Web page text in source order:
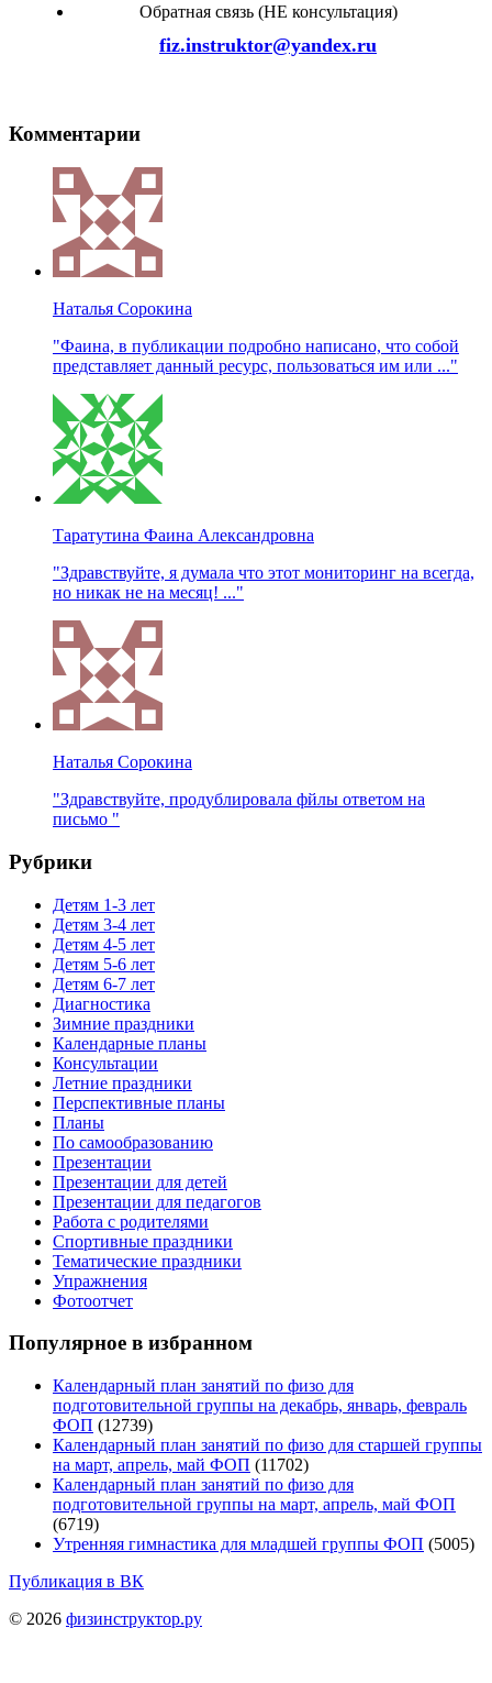
Обратная связь (НЕ консультация)
fiz.instruktor@yandex.ru
Комментарии
Наталья Сорокина
"Фаина, в публикации подробно написано, что собой
представляет данный ресурс, пользоваться им или ..."
Таратутина Фаина Александровна
"Здравствуйте, я думала что этот мониторинг на всегда,
но никак не на месяц! ..."
Наталья Сорокина
"Здравствуйте, продублировала фйлы ответом на
письмо "
Рубрики
Детям 1-3 лет
Детям 3-4 лет
Детям 4-5 лет
Детям 5-6 лет
Детям 6-7 лет
Диагностика
Зимние праздники
Календарные планы
Консультации
Летние праздники
Перспективные планы
Планы
По самообразованию
Презентации
Презентации для детей
Презентации для педагогов
Работа с родителями
Спортивные праздники
Тематические праздники
Упражнения
Фотоотчет
Популярное в избранном
Календарный план занятий по физо для
подготовительной группы на декабрь, январь, февраль
ФОП (12739)
Календарный план занятий по физо для старшей группы
на март, апрель, май ФОП (11702)
Календарный план занятий по физо для
подготовительной группы на март, апрель, май ФОП
(6719)
Утренняя гимнастика для младшей группы ФОП (5005)
Публикация в ВК
© 2026 физинструктор.ру